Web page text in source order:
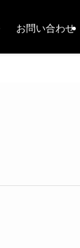
お問い合わせ